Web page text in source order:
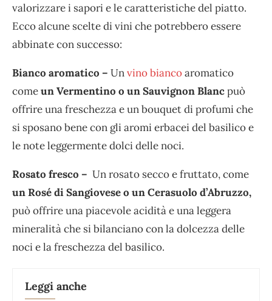
valorizzare i sapori e le caratteristiche del piatto.
Ecco alcune scelte di vini che potrebbero essere
abbinate con successo:
Bianco aromatico – Unvino biancoaromatico
comeun Vermentino o un Sauvignon Blancpuò
offrire una freschezza e un bouquet di profumi che
si sposano bene con gli aromi erbacei del basilico e
le note leggermente dolci delle noci.
Rosato fresco – Un rosato secco e fruttato, come
un Rosé di Sangiovese o un Cerasuolo d’Abruzzo,
può offrire una piacevole acidità e una leggera
mineralità che si bilanciano con la dolcezza delle
noci e la freschezza del basilico.
Leggi anche